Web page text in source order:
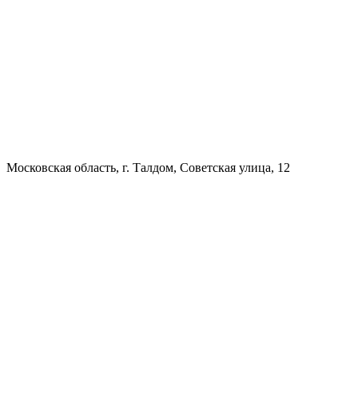
Московская область, г. Талдом, Советская улица, 12